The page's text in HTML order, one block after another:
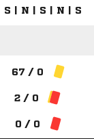
S | N | S | N | S
67 / 0
2 / 0
0 / 0